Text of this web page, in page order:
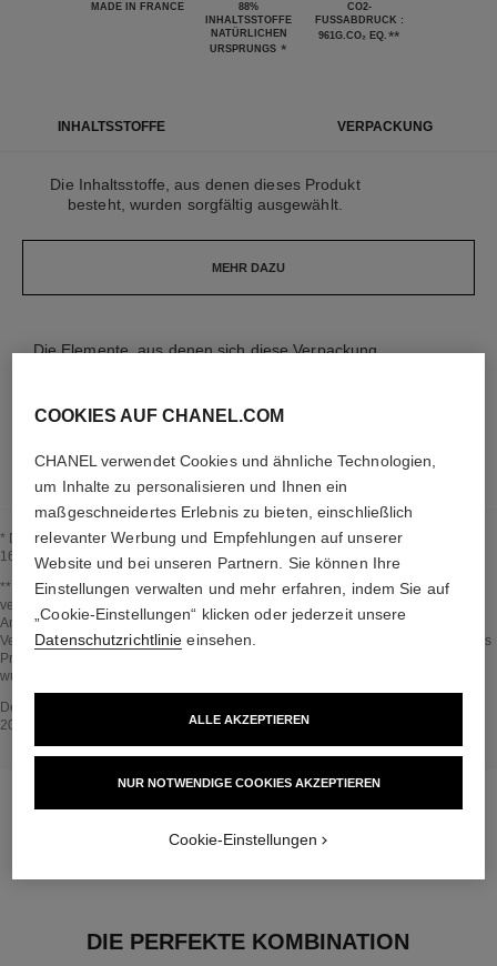
MADE IN FRANCE
88%
INHALTSSTOFFE
NATÜRLICHEN
URSPRUNGS *
CO2-
FUSSABDRUCK : 9
61G.CO₂ EQ. **
INHALTSSTOFFE VERPACKUNG
Die Inhaltsstoffe, aus denen dieses Produkt
besteht, wurden sorgfältig ausgewählt.
MEHR DAZU
Die Elemente, aus denen sich diese Verpackung
* Der Anteil natürlicher und naturnaher Inhaltsstoffe wurde gemäß ISO-Norm
16128 berechnet.
Zurück zum Titel↩
** Schätzung von April 2021, durchgeführt nach der 2013 vom IPPC
veröffentlichten Methode und in Einklang mit der ISO-Norm 14067. Umfang der
Analyse: Herstellung von kosmetischen Inhaltsstoffen und
Verpackungsbestandteilen, Produktion, Vertrieb, Produktverwendung (falls für das
Produkt relevant) und Ende der Lebensdauer der Verpackung. Die Methodik
wurde von Bureau Veritas überprüft.
Zurück zum Titel↩
Der Bereich IM PRODUKT ENTHALTEN entstand auf der Grundlage von im April
2021 gesammelten und geprüften Informationen.
DIE PERFEKTE KOMBINATION
COOKIES AUF CHANEL.COM
CHANEL verwendet Cookies und ähnliche Technologien,
um Inhalte zu personalisieren und Ihnen ein
maßgeschneidertes Erlebnis zu bieten, einschließlich
relevanter Werbung und Empfehlungen auf unserer
Website und bei unseren Partnern. Sie können Ihre
Einstellungen verwalten und mehr erfahren, indem Sie auf
„Cookie-Einstellungen“ klicken oder jederzeit unsere
Datenschutzrichtlinie einsehen.
NUR NOTWENDIGE COOKIES AKZEPTIEREN
ALLE AKZEPTIEREN
Cookie-Einstellungen